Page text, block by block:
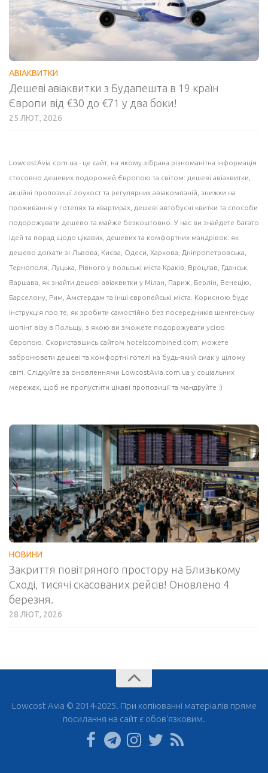
АВІАКВИТКИ
Дешеві авіаквитки з Будапешта в 19 країн
Європи від €30 до €71 у два боки!
25 ЛЮТ, 2026
LowcostAvia.com.ua - це сайт, на якому зібрана різноманітна інформація
стосовно дешевих подорожей Європою та світом: дешеві авіаквитки
акційні пропозиції лоукост та регулярних авіакомпаній, знижки на
проживання у готелях та квартирах, дешеві автобусні квитки та способи
подорожувати дешево та майже безкоштовно. У нас ви знайдете багато
ідей та порад щодо цікавих, дешевих та комфортних мандрівок: як
дешево доїхати зі Львова, Києва, Одеси, Харкова, Дніпропетровська,
Тернополя, Луцька, Рівного у польські міста Краків , Вроцлав, Гданськ
Варшава , як знайти дешеві авіаквитки у Мілан , Париж, Берлін, Венецію,
Барселону , Рим, Амстердам та інші європейські міста. Корисною буде
інструкція про те, як зробити самостійно без посередників шенгенську
шопінг візу в Польщу, з якою ви зможете подорожувати усією
Європою. Скориставшись сайтом hotelscombined.com , можете
забронювати дешеві та комфортні готелі на будь-який смак у цілому
світі. Слідкуйте за оновленнями LowcostAvia.com.ua у соціальних
мережах, щоб не пропустити цікаві пропозиції та мандруйте :)
НОВИНИ
Закриття повітряного простору на Близькому
Сході, тисячі скасованих рейсів! Оновлено 4
березня.
28 ЛЮТ, 2026
Lowcost Avia © 2014-2025. При копіюванні матеріалів пряме
посилання на сайт є обов'язковим.